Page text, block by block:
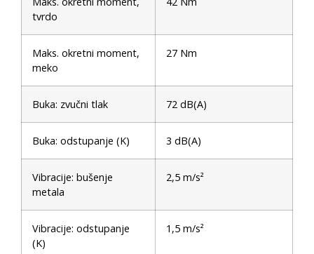
tvrdo
Maks. okretni moment,
meko
27 Nm
Buka: zvučni tlak 72 dB(A)
Buka: odstupanje (K) 3 dB(A)
Vibracije: bušenje
metala
2,5 m/s²
Vibracije: odstupanje
(K)
1,5 m/s²